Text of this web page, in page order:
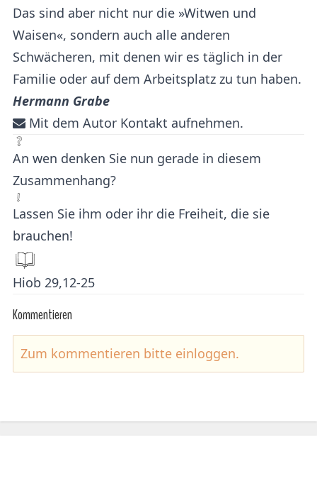
Das sind aber nicht nur die »Witwen und
Waisen«, sondern auch alle anderen
Schwächeren, mit denen wir es täglich in der
Familie oder auf dem Arbeitsplatz zu tun haben.
Hermann Grabe
Mit dem Autor Kontakt aufnehmen.
An wen denken Sie nun gerade in diesem
Zusammenhang?
Lassen Sie ihm oder ihr die Freiheit, die sie
brauchen!
Hiob 29,12-25
Kommentieren
Zum kommentieren bitte einloggen.